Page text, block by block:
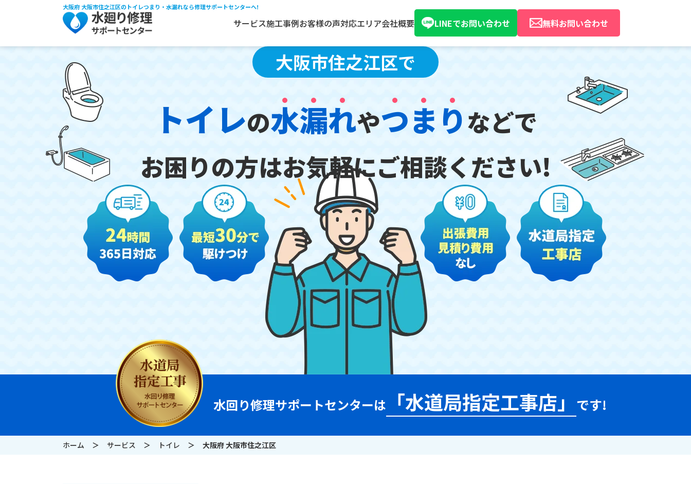
大阪府 大阪市住之江区のトイレつまり・水漏れなら修理サポートセンターへ!
サービス施工事例お客様の声対応エリア会社概要 LINEでお問い合わせ 無料お問い合わせ
大阪市住之江区で
トイレの水漏れやつまりなどで
お困りの方はお気軽にご相談ください!
水回り修理サポートセンターは 「水道局指定工事店」 です!
ホーム サービス トイレ 大阪府 大阪市住之江区